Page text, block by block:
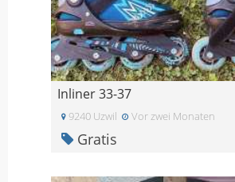
Inliner 33-37
9240 Uzwil Vor zwei Monaten
Gratis